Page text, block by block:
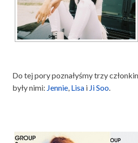
Do tej pory poznałyśmy trzy
były nimi: Jennie, Lisa i Ji Soo.